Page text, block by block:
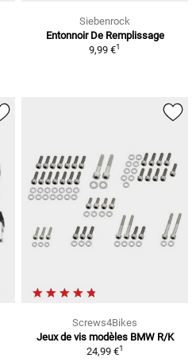
Siebenrock
Entonnoir De Remplissage
9,99 €1
Screws4Bikes
Jeux de vis modèles BMW R/K
24,99 €1